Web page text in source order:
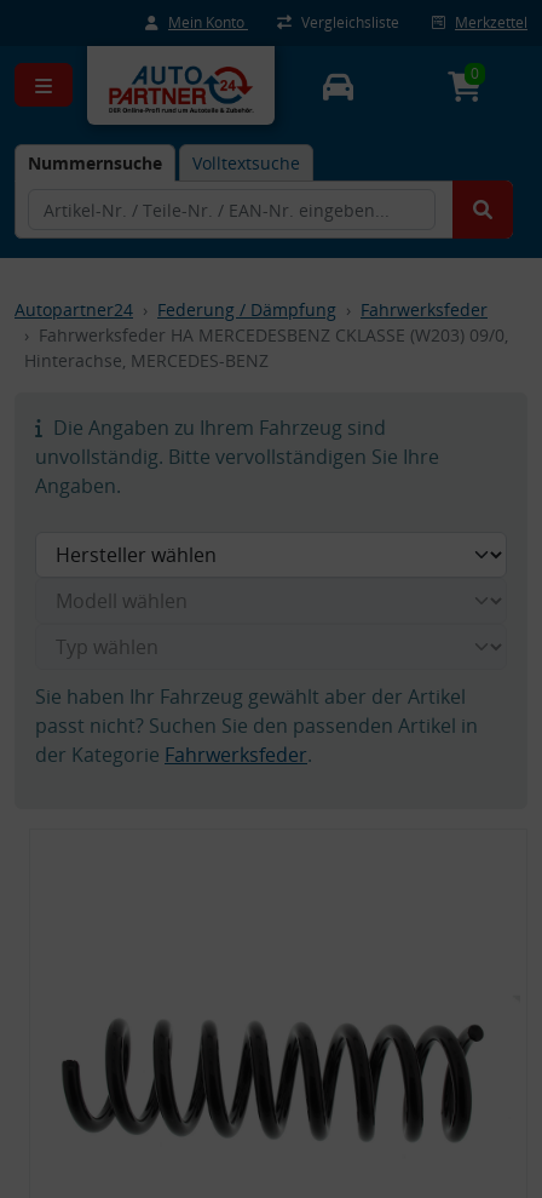
Mein Konto Vergleichsliste Merkzettel
Nummernsuche Volltextsuche
0
Autopartner24 Federung / Dämpfung
Fahrwerksfeder
Fahrwerksfeder HA MERCEDESBENZ CKLASSE (W203) 09/0,
Hinterachse, MERCEDES-BENZ
Die Angaben zu Ihrem Fahrzeug sind
unvollständig. Bitte vervollständigen Sie Ihre
Angaben.
Sie haben Ihr Fahrzeug gewählt aber der Artikel
passt nicht? Suchen Sie den passenden Artikel in
der Kategorie Fahrwerksfeder.